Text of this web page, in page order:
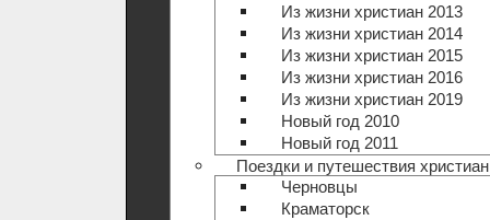
Из жизни христиан 2013
Из жизни христиан 2014
Из жизни христиан 2015
Из жизни христиан 2016
Из жизни христиан 2019
Новый год 2010
Новый год 2011
Поездки и путешествия христиан
Черновцы
Краматорск